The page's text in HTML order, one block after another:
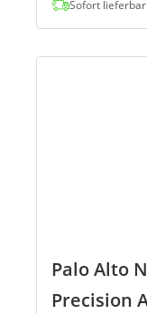
Sofort lieferbar
Palo Alto
Precision